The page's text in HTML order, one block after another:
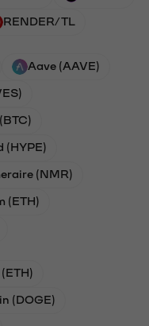
RENDER/TL
Aave (AAVE)
(HYPE)
(NMR)
(ETH)
(DOGE)